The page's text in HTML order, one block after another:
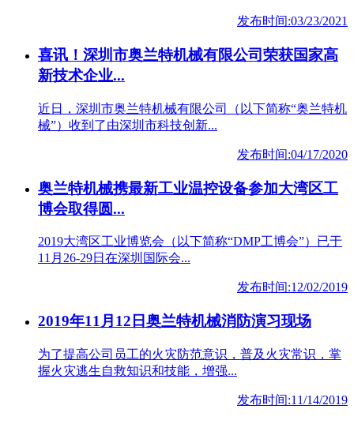
发布时间:03/23/2021
喜讯！深圳市奥兰特机械有限公司荣获国家高
新技术企业...
近日，深圳市奥兰特机械有限公司（以下简称“奥兰特机
械”）收到了由深圳市科技创新...
发布时间:04/17/2020
奥兰特机械携最新工业温控设备参加大湾区工
博会取得圆...
2019大湾区工业博览会（以下简称“DMP工博会”）已于
11月26-29日在深圳国际会...
发布时间:12/02/2019
2019年11月12日奥兰特机械消防演习现场
为了提高公司员工的火灾防范意识，普及火灾常识，掌
握火灾逃生自救知识和技能，增强...
发布时间:11/14/2019